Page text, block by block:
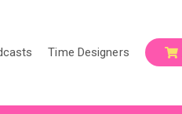
Time Designers